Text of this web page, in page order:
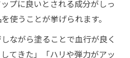
リーム口コミが伝える選び
な口コミから学ぶ効果実証
プに良いとされる成分がしっ
使うことが挙げられます。
ながら塗ることで血行が良く
てきた」「ハリや弾力がアッ